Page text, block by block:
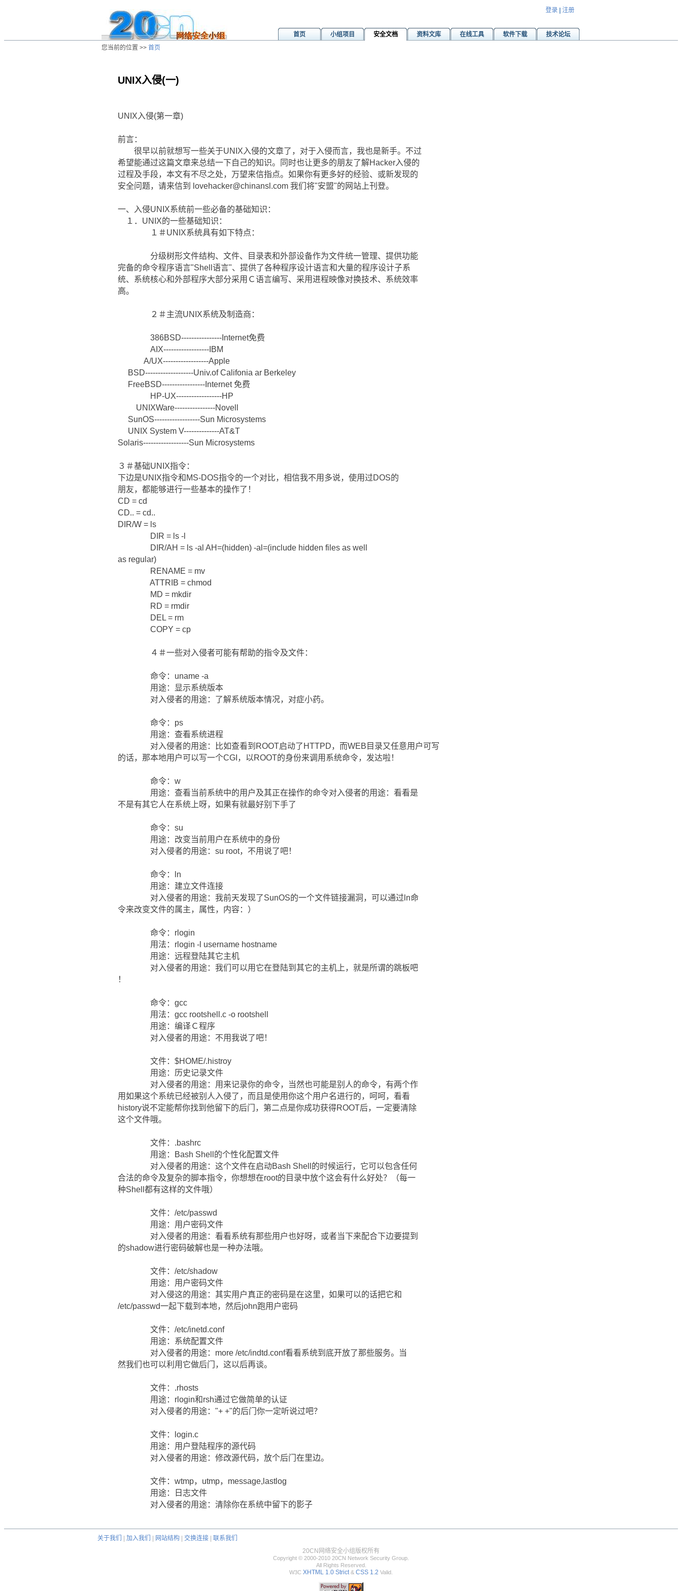
登录 注册
首页 小组项目 安全文档 资料文库 在线工具 软件下载
技术论坛
您当前的位置 >> 首页
UNIX入侵(一)
UNIX入侵(第一章)
前言：
很早以前就想写一些关于UNIX入侵的文章了，对于入侵而言，我也是新手。不过
希望能通过这篇文章来总结一下自己的知识。同时也让更多的朋友了解Hacker入侵的
过程及手段，本文有不尽之处，万望来信指点。如果你有更多好的经验、或新发现的
安全问题，请来信到 lovehacker@chinansl.com 我们将"安盟"的网站上刊登。
一、入侵UNIX系统前一些必备的基础知识：
１．UNIX的一些基础知识：
１＃UNIX系统具有如下特点：
分级树形文件结构、文件、目录表和外部设备作为文件统一管理、提供功能
完备的命令程序语言"Shell语言"、提供了各种程序设计语言和大量的程序设计子系
统、系统核心和外部程序大部分采用Ｃ语言编写、采用进程映像对换技术、系统效率
高。
２＃主流UNIX系统及制造商：
386BSD----------------Internet免费
AIX------------------IBM
A/UX------------------Apple
BSD-------------------Univ.of Califonia ar Berkeley
FreeBSD-----------------Internet 免费
HP-UX------------------HP
UNIXWare----------------Novell
SunOS------------------Sun Microsystems
UNIX System V--------------AT&T
Solaris------------------Sun Microsystems
３＃基础UNIX指令：
下边是UNIX指令和MS-DOS指令的一个对比，相信我不用多说，使用过DOS的
朋友，都能够进行一些基本的操作了！
CD = cd
CD.. = cd..
DIR/W = ls
DIR = ls -l
DIR/AH = ls -al AH=(hidden) -al=(include hidden files as well
as regular)
RENAME = mv
ATTRIB = chmod
MD = mkdir
RD = rmdir
DEL = rm
COPY = cp
４＃一些对入侵者可能有帮助的指令及文件：
命令：uname -a
用途：显示系统版本
对入侵者的用途：了解系统版本情况，对症小药。
命令：ps
用途：查看系统进程
对入侵者的用途：比如查看到ROOT启动了HTTPD，而WEB目录又任意用户可写
的话，那本地用户可以写一个CGI，以ROOT的身份来调用系统命令，发达啦！
命令：w
用途：查看当前系统中的用户及其正在操作的命令对入侵者的用途：看看是
不是有其它人在系统上呀，如果有就最好别下手了
命令：su
用途：改变当前用户在系统中的身份
对入侵者的用途：su root，不用说了吧！
命令：ln
用途：建立文件连接
对入侵者的用途：我前天发现了SunOS的一个文件链接漏洞，可以通过ln命
令来改变文件的属主，属性，内容：）
命令：rlogin
用法：rlogin -l username hostname
用途：远程登陆其它主机
对入侵者的用途：我们可以用它在登陆到其它的主机上，就是所谓的跳板吧
！
命令：gcc
用法：gcc rootshell.c -o rootshell
用途：编译Ｃ程序
对入侵者的用途：不用我说了吧！
文件：$HOME/.histroy
用途：历史记录文件
对入侵者的用途：用来记录你的命令，当然也可能是别人的命令，有两个作
用如果这个系统已经被别人入侵了，而且是使用你这个用户名进行的，呵呵，看看
history说不定能帮你找到他留下的后门，第二点是你成功获得ROOT后，一定要清除
这个文件哦。
文件：.bashrc
用途：Bash Shell的个性化配置文件
对入侵者的用途：这个文件在启动Bash Shell的时候运行，它可以包含任何
合法的命令及复杂的脚本指令，你想想在root的目录中放个这会有什么好处？（每一
种Shell都有这样的文件哦）
文件：/etc/passwd
用途：用户密码文件
对入侵者的用途：看看系统有那些用户也好呀，或者当下来配合下边要提到
的shadow进行密码破解也是一种办法哦。
文件：/etc/shadow
用途：用户密码文件
对入侵这的用途：其实用户真正的密码是在这里，如果可以的话把它和
/etc/passwd一起下载到本地，然后john跑用户密码
文件：/etc/inetd.conf
用途：系统配置文件
对入侵者的用途：more /etc/indtd.conf看看系统到底开放了那些服务。当
然我们也可以利用它做后门，这以后再谈。
文件：.rhosts
用途：rlogin和rsh通过它做简单的认证
对入侵者的用途："+ +"的后门你一定听说过吧？
文件：login.c
用途：用户登陆程序的源代码
对入侵者的用途：修改源代码，放个后门在里边。
文件：wtmp，utmp，message,lastlog
用途：日志文件
对入侵者的用途：清除你在系统中留下的影子
关于我们 加入我们 网站结构 交换连接
联系我们
20CN网络安全小组版权所有
Copyright © 2000-2010 20CN Network Security Group.
All Rights Reserved.
W3C XHTML 1.0 Strict & CSS 1.2 Valid.